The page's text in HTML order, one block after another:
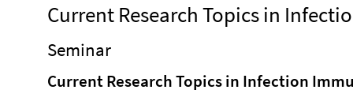
Current Research Topics in
Seminar
Current Research Topics in Infection